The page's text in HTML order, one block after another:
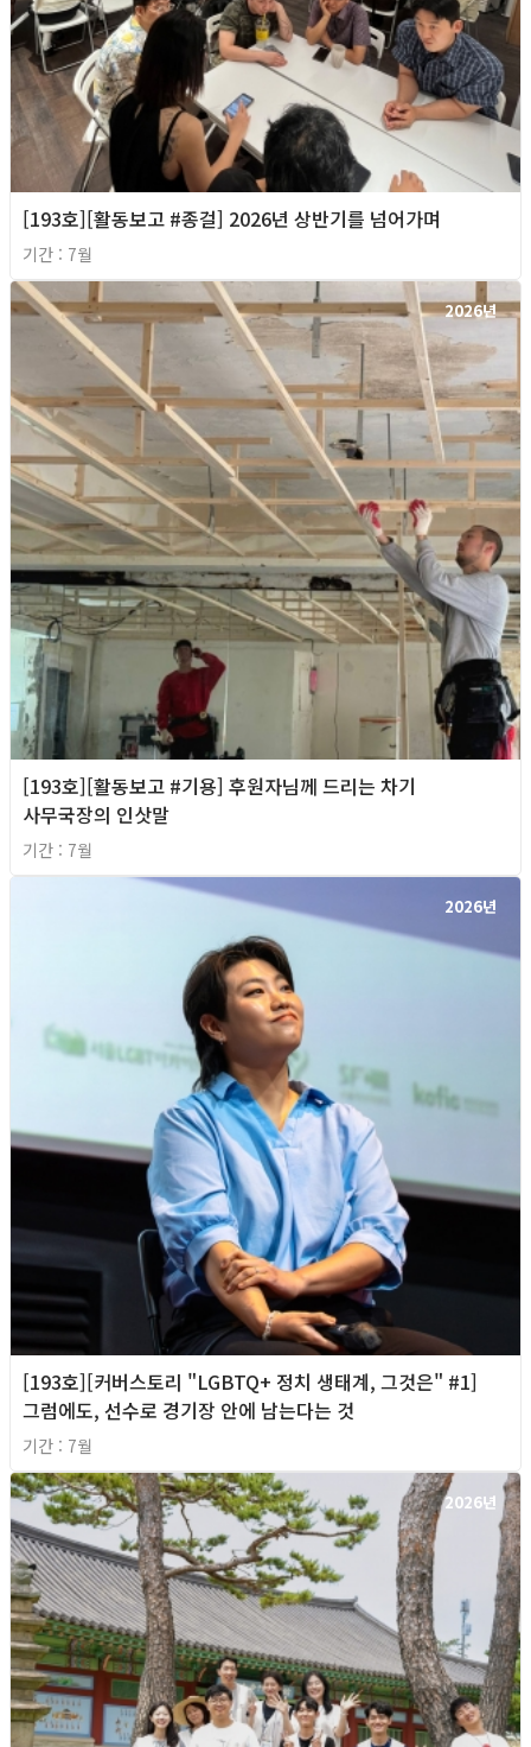
[193호][활동보고 #종걸] 2026년 상반기를 넘어가며
기간 : 7월
2026년
[193호][활동보고 #기용] 후원자님께 드리는 차기
사무국장의 인삿말
기간 : 7월
2026년
[193호][커버스토리 "LGBTQ+ 정치 생태계, 그것은" #1]
그럼에도, 선수로 경기장 안에 남는다는 것
기간 : 7월
2026년